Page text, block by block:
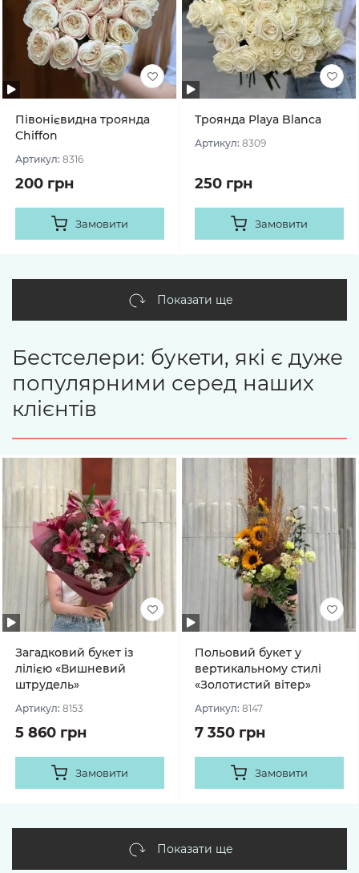
Півонієвидна троянда
Chiffon
Артикул: 8316
200 грн
Замовити
Троянда Playa Blanca
Артикул: 8309
250 грн
Замовити
Показати ще
Бестселери: букети, які є дуже
популярними серед наших
клієнтів
Загадковий букет із
лілією «Вишневий
штрудель»
Артикул: 8153
5 860 грн
Замовити
Польовий букет у
вертикальному стилі
«Золотистий вітер»
Артикул: 8147
7 350 грн
Замовити
Показати ще